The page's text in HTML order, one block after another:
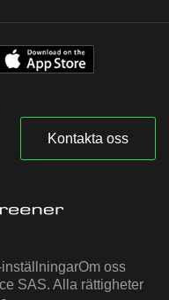
Kontakta oss
Om oss
SAS. Alla rättigheter